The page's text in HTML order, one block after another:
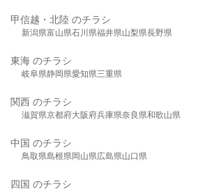
甲信越・北陸 のチラシ
新潟県富山県石川県福井県山梨県長野県
東海 のチラシ
岐阜県静岡県愛知県三重県
関西 のチラシ
滋賀県京都府大阪府兵庫県奈良県和歌山県
中国 のチラシ
鳥取県島根県岡山県広島県山口県
四国 のチラシ